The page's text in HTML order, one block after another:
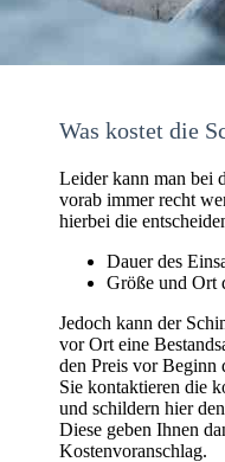
Was kostet die
Leider kann man bei
vorab immer recht
hierbei die
Dauer des
Größe und Ort
Jedoch kann der
vor Ort eine
den Preis vor Beginn
Sie kontaktieren die
und schildern hier
Diese geben Ihnen
Kostenvoranschlag.